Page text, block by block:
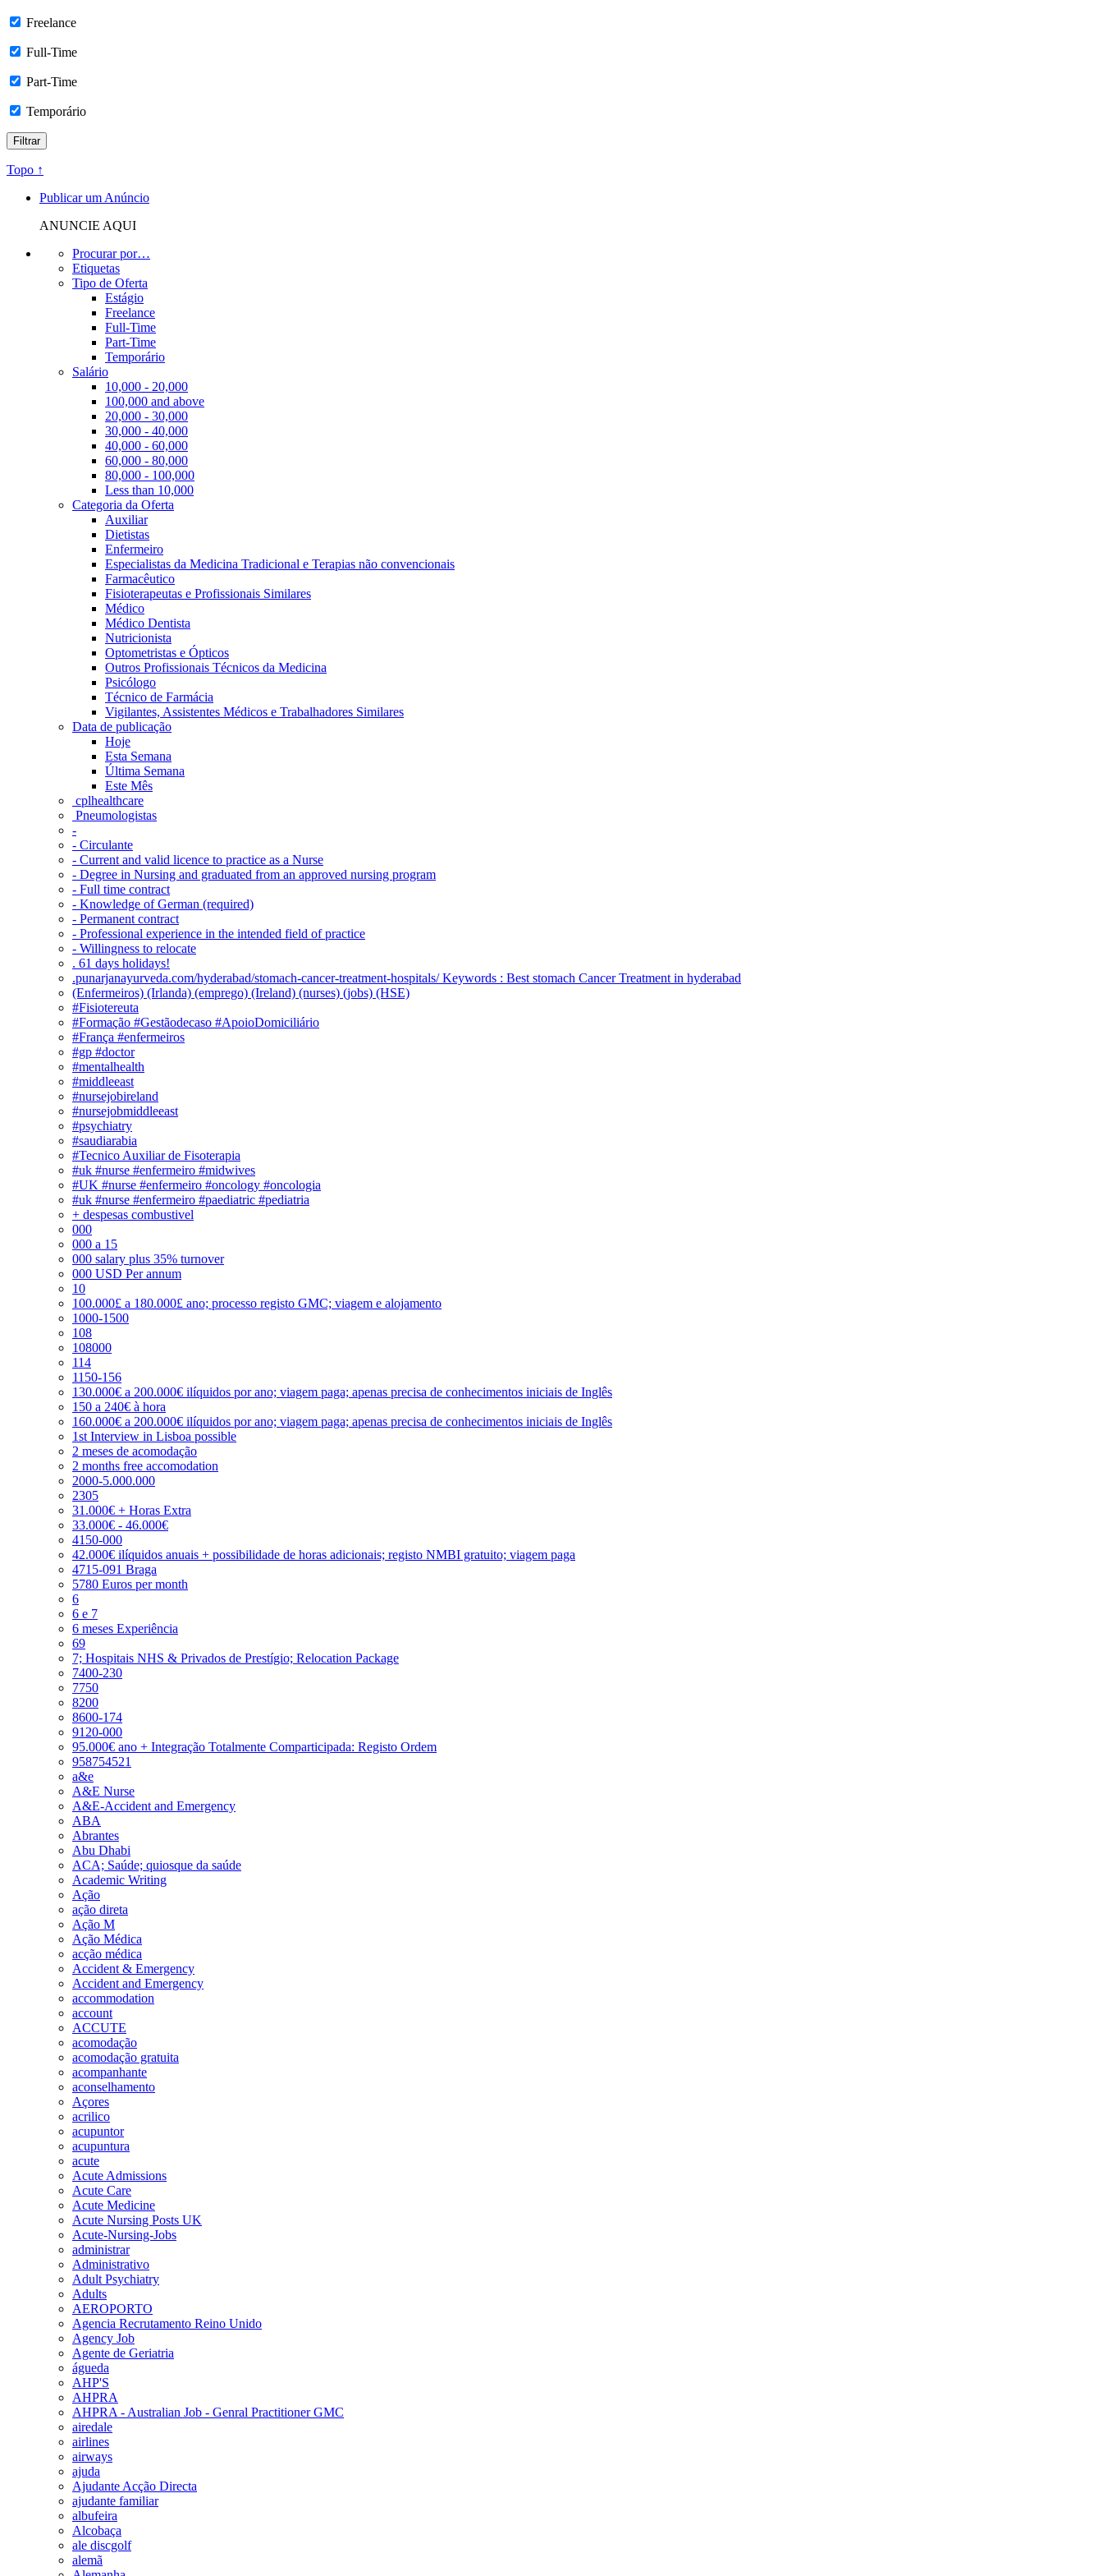
Freelance
Full-Time
Part-Time
Temporário
Topo ↑
Publicar um Anúncio
ANUNCIE AQUI
Procurar por…
Etiquetas
Tipo de Oferta
Estágio
Freelance
Full-Time
Part-Time
Temporário
Salário
10,000 - 20,000
100,000 and above
20,000 - 30,000
30,000 - 40,000
40,000 - 60,000
60,000 - 80,000
80,000 - 100,000
Less than 10,000
Categoria da Oferta
Auxiliar
Dietistas
Enfermeiro
Especialistas da Medicina Tradicional e Terapias não convencionais
Farmacêutico
Fisioterapeutas e Profissionais Similares
Médico
Médico Dentista
Nutricionista
Optometristas e Ópticos
Outros Profissionais Técnicos da Medicina
Psicólogo
Técnico de Farmácia
Vigilantes, Assistentes Médicos e Trabalhadores Similares
Data de publicação
Hoje
Esta Semana
Última Semana
Este Mês
‎ cplhealthcare‬
Pneumologistas
-
- Circulante
- Current and valid licence to practice as a Nurse
- Degree in Nursing and graduated from an approved nursing program
- Full time contract
- Knowledge of German (required)
- Permanent contract
- Professional experience in the intended field of practice
- Willingness to relocate
. 61 days holidays!
.punarjanayurveda.com/hyderabad/stomach-cancer-treatment-hospitals/ Keywords : Best stomach Cancer Treatment in hyderabad
(Enfermeiros) (Irlanda) (emprego) (Ireland) (nurses) (jobs) (HSE)
#Fisiotereuta
#Formação #Gestãodecaso #ApoioDomiciliário
#França #enfermeiros
#gp #doctor
#mentalhealth
#middleeast
#nursejobireland
#nursejobmiddleeast
#psychiatry
#saudiarabia
#Tecnico Auxiliar de Fisoterapia
#uk #nurse #enfermeiro #midwives
#UK #nurse #enfermeiro #oncology #oncologia
#uk #nurse #enfermeiro #paediatric #pediatria
+ despesas combustivel
000
000 a 15
000 salary plus 35% turnover
000 USD Per annum
10
100.000£ a 180.000£ ano; processo registo GMC; viagem e alojamento
1000-1500
108
108000
114
1150-156
130.000€ a 200.000€ ilíquidos por ano; viagem paga; apenas precisa de conhecimentos iniciais de Inglês
150 a 240€ à hora
160.000€ a 200.000€ ilíquidos por ano; viagem paga; apenas precisa de conhecimentos iniciais de Inglês
1st Interview in Lisboa possible
2 meses de acomodação
2 months free accomodation
2000-5.000.000
2305
31.000€ + Horas Extra
33.000€ - 46.000€
4150-000
42.000€ ilíquidos anuais + possibilidade de horas adicionais; registo NMBI gratuito; viagem paga
4715-091 Braga
5780 Euros per month
6
6 e 7
6 meses Experiência
69
7; Hospitais NHS & Privados de Prestígio; Relocation Package
7400-230
7750
8200
8600-174
9120-000
95.000€ ano + Integração Totalmente Comparticipada: Registo Ordem
958754521
a&e
A&E Nurse
A&E-Accident and Emergency
ABA
Abrantes
Abu Dhabi
ACA; Saúde; quiosque da saúde
Academic Writing
Ação
ação direta
Ação M
Ação Médica
acção médica
Accident & Emergency
Accident and Emergency
accommodation
account
ACCUTE
acomodação
acomodação gratuita
acompanhante
aconselhamento
Açores
acrilico
acupuntor
acupuntura
acute
Acute Admissions
Acute Care
Acute Medicine
Acute Nursing Posts UK
Acute-Nursing-Jobs
administrar
Administrativo
Adult Psychiatry
Adults
AEROPORTO
Agencia Recrutamento Reino Unido
Agency Job
Agente de Geriatria
águeda
AHP'S
AHPRA
AHPRA - Australian Job - Genral Practitioner GMC
airedale
airlines
airways
ajuda
Ajudante Acção Directa
ajudante familiar
albufeira
Alcobaça
ale discgolf
alemã